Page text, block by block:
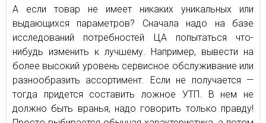
А если товар не имеет никаких уникальных или
выдающихся параметров? Сначала надо на базе
исследований потребностей ЦА попытаться что-
нибудь изменить к лучшему. Например, вывести на
более высокий уровень сервисное обслуживание или
разнообразить ассортимент. Если не получается —
тогда придется составить ложное УТП. В нем не
должно быть вранья, надо говорить только правду!